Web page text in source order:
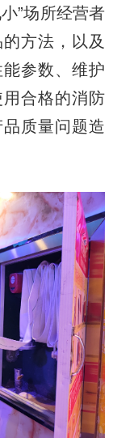
”场所经营者
方法，以及
参数、维护
合格的消防
质量问题造